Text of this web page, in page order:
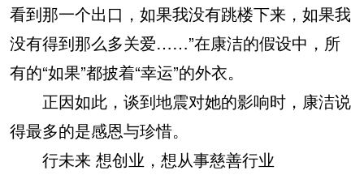
看到那一个出口，如果我没有跳楼下来，如果我
没有得到那么多关爱……”在康洁的假设中，所
有的“如果”都披着“幸运”的外衣。
正因如此，谈到地震对她的影响时，康洁说
得最多的是感恩与珍惜。
行未来 想创业，想从事慈善行业